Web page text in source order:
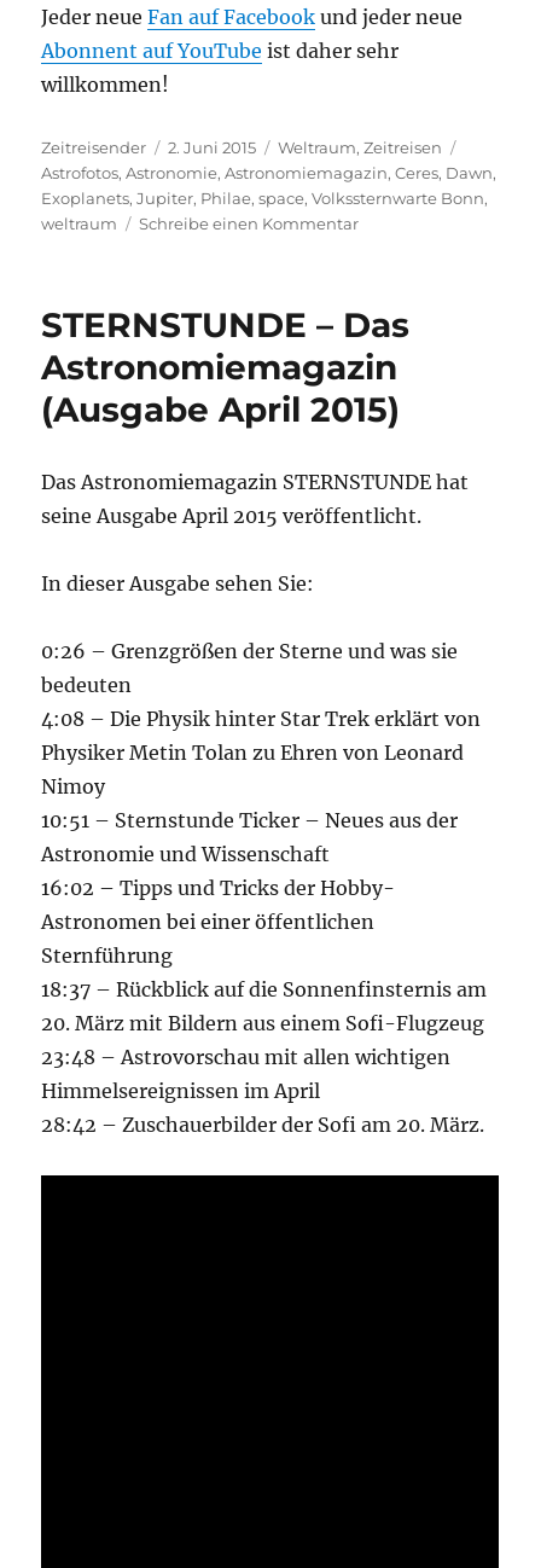
Jeder neueFan auf Facebook und jeder neue
Abonnent auf YouTube ist daher sehr
willkommen!
Autor
Zeitreisender
Veröffentlicht
am
2. Juni 2015 Kategorien
Weltraum,Zeitreisen
Astrofotos,Astronomie,Astronomiemagazin,Ceres, Dawn,
Exoplanets,Jupiter, Philae,space,Volkssternwarte Bonn,
weltraum
Schreibe einen Kommentarzu
Astronomiemagazin
(Ausgabe
Juni
2015)
STERNSTUNDE – Das
Astronomiemagazin
(Ausgabe April 2015)
Das Astronomiemagazin STERNSTUNDE hat
seine Ausgabe April 2015 veröffentlicht.
In dieser Ausgabe sehen Sie:
0:26 – Grenzgrößen der Sterne und was sie
bedeuten
4:08 – Die Physik hinter Star Trek erklärt von
Physiker Metin Tolan zu Ehren von Leonard
Nimoy
10:51 – Sternstunde Ticker – Neues aus der
Astronomie und Wissenschaft
16:02 – Tipps und Tricks der Hobby-
Astronomen bei einer öffentlichen
Sternführung
18:37 – Rückblick auf die Sonnenfinsternis am
20. März mit Bildern aus einem Sofi-Flugzeug
23:48 – Astrovorschau mit allen wichtigen
Himmelsereignissen im April
28:42 – Zuschauerbilder der Sofi am 20. März.